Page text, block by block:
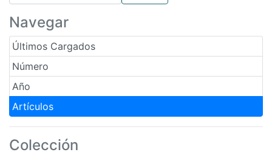
Navegar
Últimos Cargados
Número
Año
Artículos
Colección